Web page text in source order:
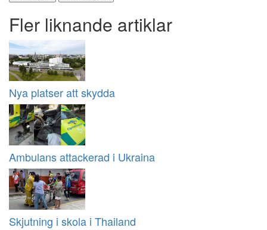
Fler liknande artiklar
Nya platser att skydda
Ambulans attackerad i Ukraina
Skjutning i skola i Thailand